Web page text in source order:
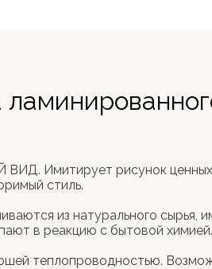
Имитирует рисунок ценных
стиль.
из натурального сырья,
в реакцию с бытовой химией.
теплопроводностью.